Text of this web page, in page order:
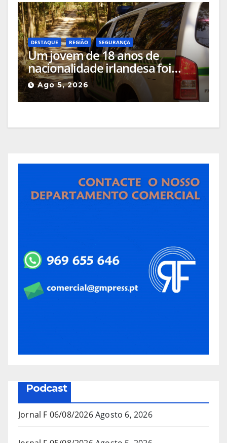
DESTAQUE REGIÃO SEGURANÇA
Um jovem de 18 anos de
nacionalidade irlandesa foi
detido pela GNR em Celorico da
Beira pelo crime de incêndio
rural
Ago 5, 2026
Podcast
Jornal F 06/08/2026Agosto 6, 2026